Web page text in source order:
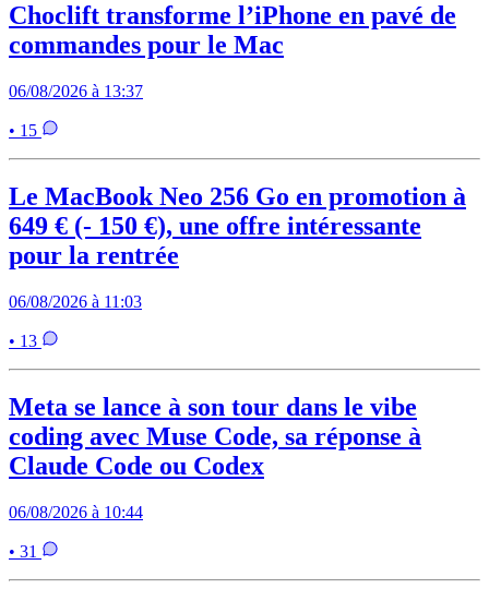
Choclift transforme l’iPhone en pavé de
commandes pour le Mac
06/08/2026 à 13:37
• 15
Le MacBook Neo 256 Go en promotion à
649 € (- 150 €), une offre intéressante
pour la rentrée
06/08/2026 à 11:03
• 13
Meta se lance à son tour dans le vibe
coding avec Muse Code, sa réponse à
Claude Code ou Codex
06/08/2026 à 10:44
• 31